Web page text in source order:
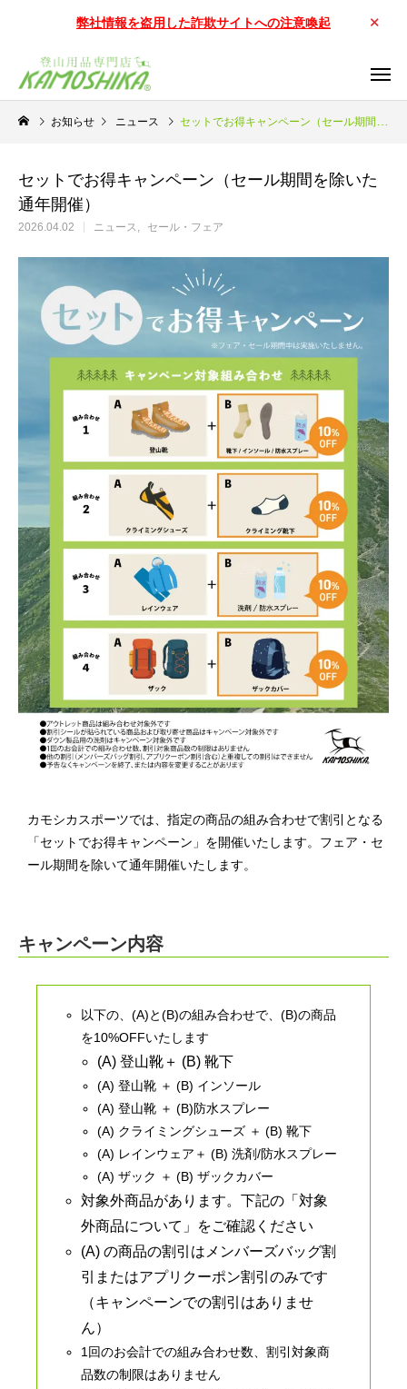
弊社情報を盗用した詐欺サイトへの注意喚起
お知らせ ニュース セットでお得キャンペーン（セール期間を除いた通年開催）
セットでお得キャンペーン（セール期間を除いた
通年開催）
2026.04.02 ニュース セール・フェア
カモシカスポーツでは、指定の商品の組み合わせで割引となる
「セットでお得キャンペーン」を開催いたします。フェア・セ
ール期間を除いて通年開催いたします。
キャンペーン内容
以下の、(A)と(B)の組み合わせで、(B)の商品
を10%OFFいたします
(A) 登山靴＋ (B) 靴下
(A) 登山靴 ＋ (B) インソール
(A) 登山靴 ＋ (B)防水スプレー
(A) クライミングシューズ ＋ (B) 靴下
(A) レインウェア＋ (B) 洗剤/防水スプレー
(A) ザック ＋ (B) ザックカバー
対象外商品があります。下記の「対象
外商品について」をご確認ください
(A) の商品の割引はメンバーズバッグ割
引またはアプリクーポン割引のみです
（キャンペーンでの割引はありませ
ん）
1回のお会計での組み合わせ数、割引対象商
品数の制限はありません